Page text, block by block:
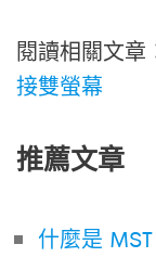
閱讀相關文章
接雙螢幕
推薦文章
什麼是